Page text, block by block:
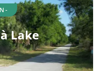
-
Lake